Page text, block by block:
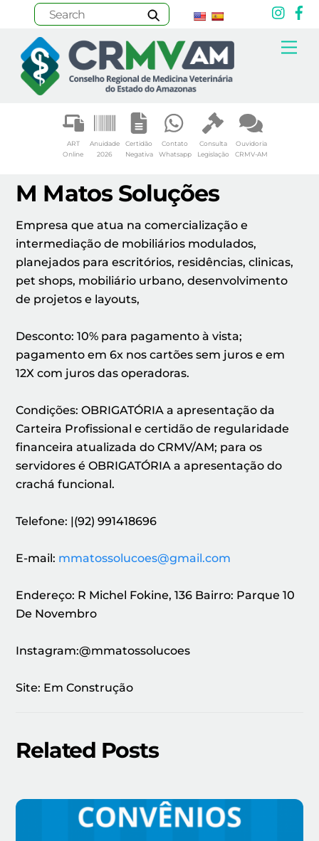
content
ART
Online
Anuidade
2026
Certidão
Negativa
Contato
Whatsapp
Consulta
Legislação
Ouvidoria
CRMV-AM
M Matos Soluções
Empresa que atua na comercialização e
intermediação de mobiliários modulados,
planejados para escritórios, residências, clinicas,
pet shops, mobiliário urbano, desenvolvimento
de projetos e layouts,
Desconto: 10% para pagamento à vista;
pagamento em 6x nos cartões sem juros e em
12X com juros das operadoras.
Condições: OBRIGATÓRIA a apresentação da
Carteira Profissional e certidão de regularidade
financeira atualizada do CRMV/AM; para os
servidores é OBRIGATÓRIA a apresentação do
crachá funcional.
Telefone: |(92) 991418696
E-mail: mmatossolucoes@gmail.com
Endereço: R Michel Fokine, 136 Bairro: Parque 10
De Novembro
Instagram:@mmatossolucoes
Site: Em Construção
Related Posts